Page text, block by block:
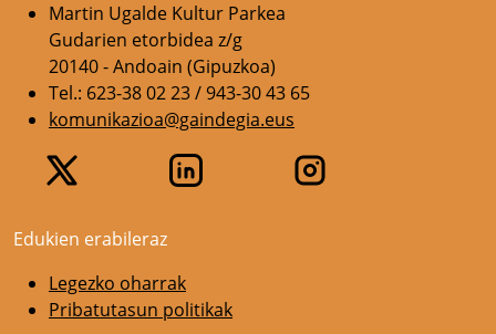
Martin Ugalde Kultur Parkea
Gudarien etorbidea z/g
20140 - Andoain (Gipuzkoa)
Tel.: 623-38 02 23 / 943-30 43 65
komunikazioa@gaindegia.eus
Edukien erabileraz
Legezko oharrak
Pribatutasun politikak